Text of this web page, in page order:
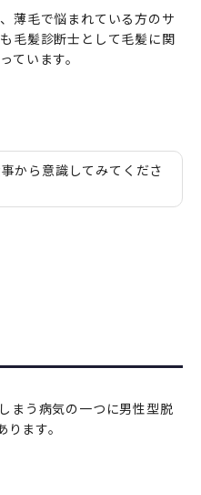
薄毛で悩まれている方のサ
毛髪診断士として毛髪に関
ています。
から意識してみてくださ
まう病気の一つに男性型脱
ます。